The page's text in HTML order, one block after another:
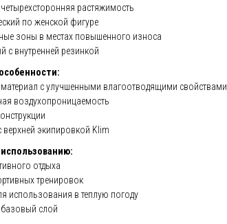
четырехсторонняя растяжимость
по женской фигуре
зоны в местах повышенного износа
с внутренней резинкой
с улучшенными влагоотводящими свойствами
воздухопроницаемость
верхней экипировкой Klim
отдыха
тренировок
использования в теплую погоду
слой